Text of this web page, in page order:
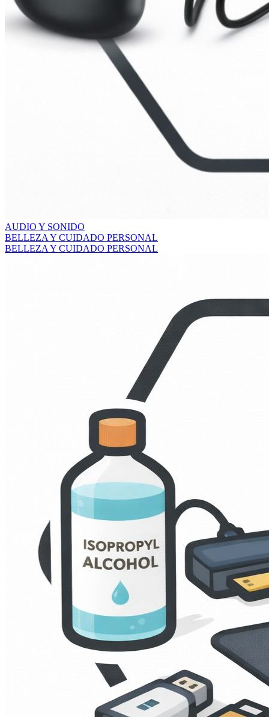
AUDIO Y SONIDO
BELLEZA Y CUIDADO PERSONAL
BELLEZA Y CUIDADO PERSONAL